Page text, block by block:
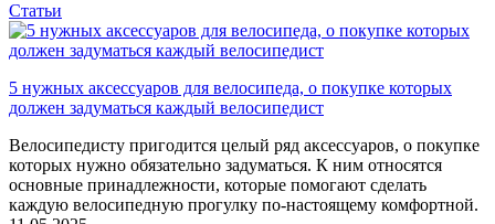
Статьи
5 нужных аксессуаров для велосипеда, о покупке которых
должен задуматься каждый велосипедист
Велосипедисту пригодится целый ряд аксессуаров, о покупке
которых нужно обязательно задуматься. К ним относятся
основные принадлежности, которые помогают сделать
каждую велосипедную прогулку по-настоящему комфортной.